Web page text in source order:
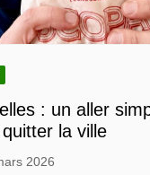
: un aller
la ville
2026